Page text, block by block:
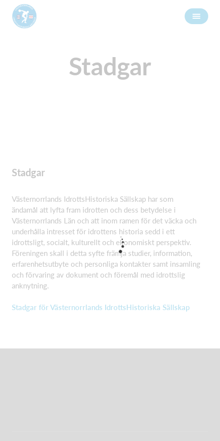
Stadgar
Stadgar
Västernorrlands IdrottsHistoriska Sällskap har som
ändamål att lyfta fram idrotten och dess betydelse i
Västernorrlands Län och att inom ramen för det väcka och
underhålla intresset för idrottens historia sedd i ett
idrottsligt, socialt, kulturellt och ekonomiskt perspektiv.
Föreningen skall i detta syfte främja studier, information,
erfarenhetsutbyte och personliga kontakter samt insamling
och förvaring av dokument och föremål med idrottslig
anknytning.
Stadgar för Västernorrlands IdrottsHistoriska Sällskap